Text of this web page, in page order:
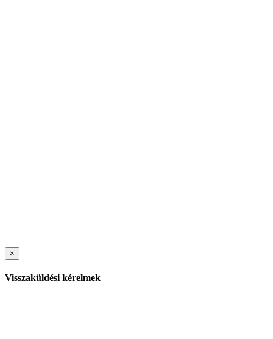
×
Visszaküldési kérelmek